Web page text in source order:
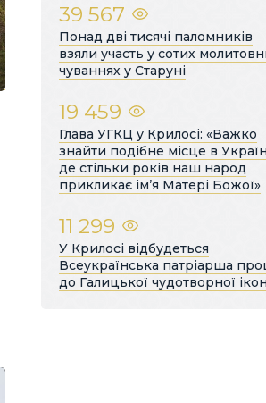
39 567
Понад дві тисячі паломників
взяли участь у сотих
чуваннях у Старуні
19 459
Глава УГКЦ у Крилосі: «Важко
знайти подібне місце в
де стільки років наш народ
прикликає ім’я Матері Божої»
11 299
У Крилосі відбудеться
Всеукраїнська патріарша
до Галицької чудотворної